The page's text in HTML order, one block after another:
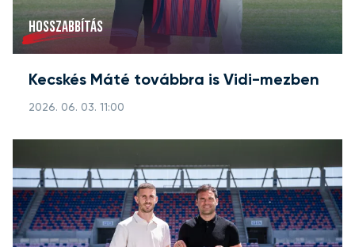
HOSSZABBÍTÁS
Kecskés Máté továbbra is Vidi-mezben
2026. 06. 03. 11:00